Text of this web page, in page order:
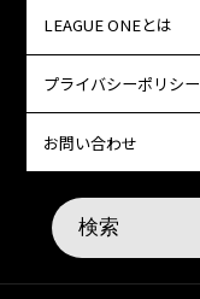
LEAGUE ONEとは
プライバシーポリシー
お問い合わせ